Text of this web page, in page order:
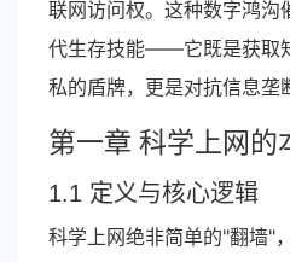
联网访问权。这种数字鸿沟
代生存技能——它既是获取
私的盾牌，更是对抗信息垄
第一章 科学上网的
1.1 定义与核心逻辑
科学上网绝非简单的"翻墙"